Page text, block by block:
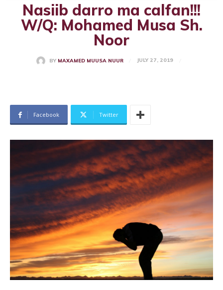
Nasiib darro ma calfan!!!
W/Q: Mohamed Musa Sh.
Noor
BY MAXAMED MUUSA NUUR JULY 27, 2019
Facebook Twitter